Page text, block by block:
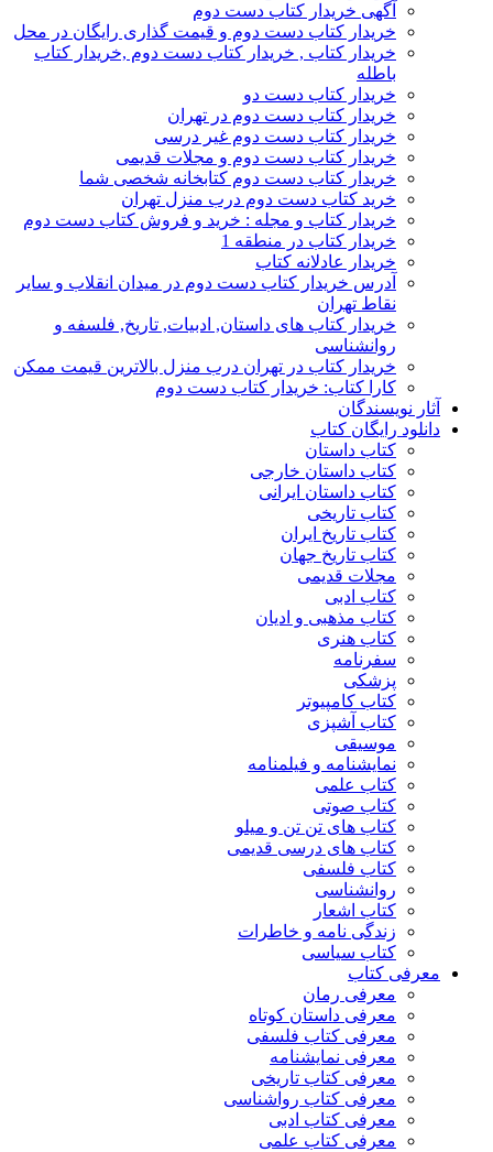
آگهی خریدار کتاب دست دوم
خریدار کتاب دست دوم و قیمت گذاری رایگان در محل
خریدار کتاب , خریدار کتاب دست دوم ,خریدار کتاب
باطله
خریدار کتاب دست دو
خریدار کتاب دست دوم در تهران
خریدار کتاب دست دوم غیر درسی
خریدار کتاب دست دوم و مجلات قدیمی
خریدار کتاب دست دوم کتابخانه شخصی شما
خرید کتاب دست دوم درب منزل تهران
خریدار کتاب و مجله : خرید و فروش کتاب دست دوم
خریدار کتاب در منطقه 1
خریدار عادلانه کتاب
آدرس خریدار کتاب دست دوم در میدان انقلاب و سایر
نقاط تهران
خریدار کتاب های داستان, ادبیات, تاریخ, فلسفه و
روانشناسی
خریدار کتاب در تهران درب منزل بالاترین قیمت ممکن
کارا کتاب: خریدار کتاب دست دوم
آثار نویسندگان
دانلود رایگان کتاب
کتاب داستان
کتاب داستان خارجی
کتاب داستان ایرانی
کتاب تاریخی
کتاب تاریخ ایران
کتاب تاریخ جهان
مجلات قدیمی
کتاب ادبی
کتاب مذهبی و ادیان
کتاب هنری
سفرنامه
پزشکی
کتاب کامپیوتر
کتاب آشپزی
موسیقی
نمایشنامه و فیلمنامه
کتاب علمی
کتاب صوتی
کتاب های تن تن و میلو
کتاب های درسی قدیمی
کتاب فلسفی
روانشناسی
کتاب اشعار
زندگی نامه و خاطرات
کتاب سیاسی
معرفی کتاب
معرفی رمان
معرفی داستان کوتاه
معرفی کتاب فلسفی
معرفی نمایشنامه
معرفی کتاب تاریخی
معرفی کتاب رواشناسی
معرفی کتاب ادبی
معرفی کتاب علمی